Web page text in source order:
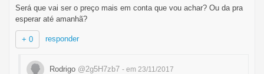
Será que vai ser o preço mais em conta que vou achar? Ou da pra
esperar até amanhã?
+ 0 responder
Rodrigo @2g5H7zb7 - em 23/11/2017